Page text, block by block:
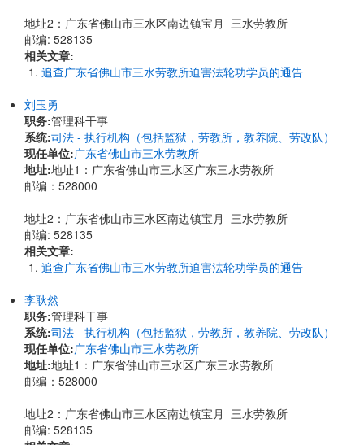
地址2：广东省佛山市三水区南边镇宝月 三水劳教所
邮编: 528135
相关文章:
追查广东省佛山市三水劳教所迫害法轮功学员的通告
刘玉勇
职务:管理科干事
系统:司法 - 执行机构（包括监狱，劳教所，教养院、劳改队）
现任单位:广东省佛山市三水劳教所
地址:​地址1：广东省佛山市三水区广东三水劳教所
邮编：528000
地址2：广东省佛山市三水区南边镇宝月 三水劳教所
邮编: 528135
相关文章:
追查广东省佛山市三水劳教所迫害法轮功学员的通告
李耿然
职务:管理科干事
系统:司法 - 执行机构（包括监狱，劳教所，教养院、劳改队）
现任单位:广东省佛山市三水劳教所
地址:​地址1：广东省佛山市三水区广东三水劳教所
邮编：528000
地址2：广东省佛山市三水区南边镇宝月 三水劳教所
邮编: 528135